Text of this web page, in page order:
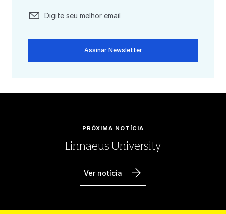
Assinar Newsletter
PRÓXIMA NOTÍCIA
Linnaeus University
Ver notícia